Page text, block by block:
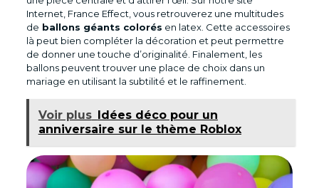
Internet, France Effect, vous retrouverez une multitudes
de ballons géants colorés en latex. Cette accessoires
là peut bien compléter la décoration et peut permettre
de donner une touche d’originalité. Finalement, les
ballons peuvent trouver une place de choix dans un
mariage en utilisant la subtilité et le raffinement.
Voir plus
Idées déco pour un
anniversaire sur le thème Roblox